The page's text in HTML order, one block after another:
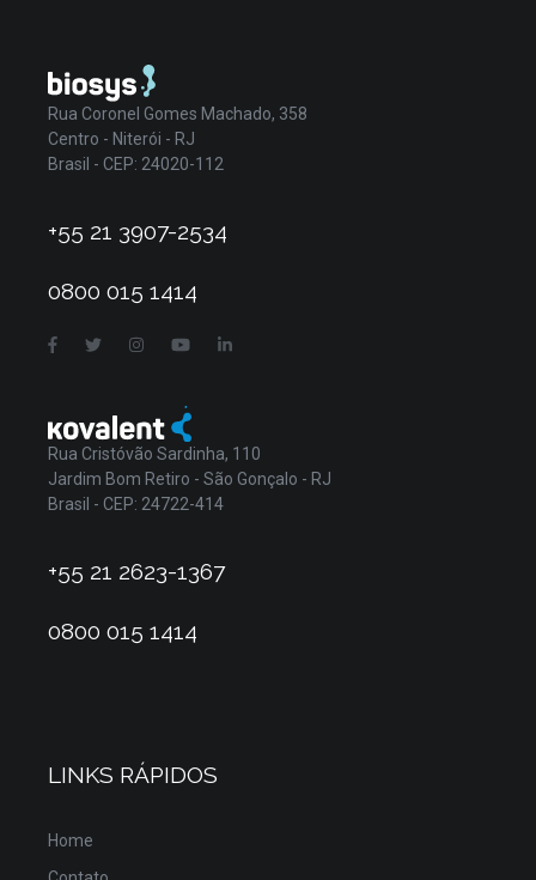
Rua Coronel Gomes Machado, 358
Centro - Niterói - RJ
Brasil - CEP: 24020-112
+55 21 3907-2534
0800 015 1414
Rua Cristóvão Sardinha, 110
Jardim Bom Retiro - São Gonçalo - RJ
Brasil - CEP: 24722-414
+55 21 2623-1367
0800 015 1414
LINKS RÁPIDOS
Home